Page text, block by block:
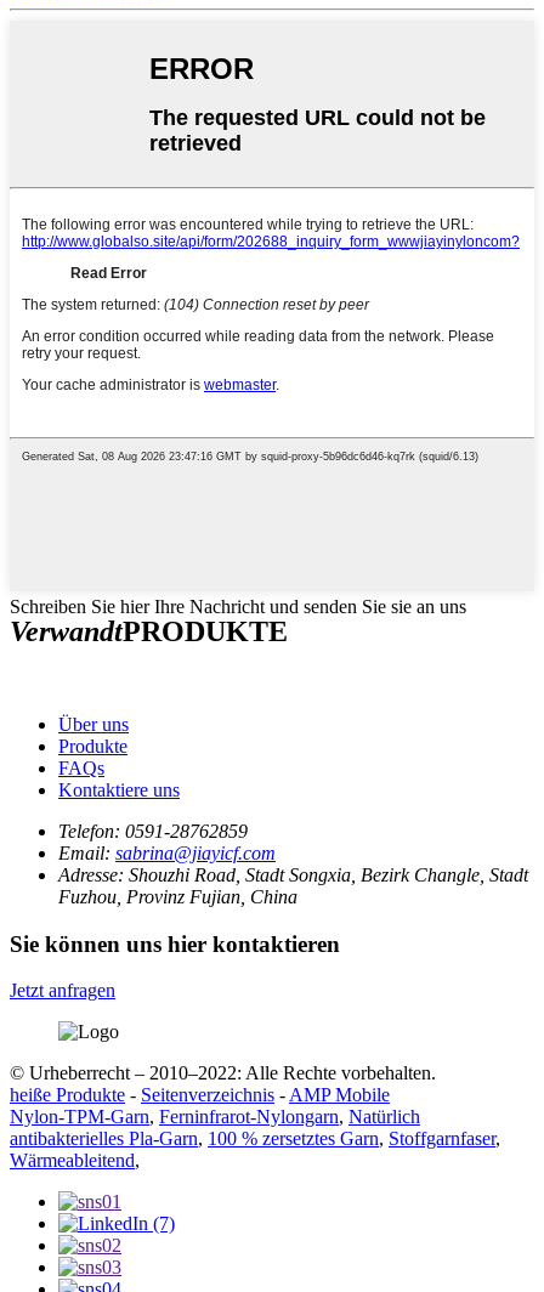
Schreiben Sie hier Ihre Nachricht und senden Sie sie an uns
VerwandtPRODUKTE
Über uns
Produkte
FAQs
Kontaktiere uns
Telefon: 0591-28762859
Email: sabrina@jiayicf.com
Adresse: Shouzhi Road, Stadt Songxia, Bezirk Changle, Stadt
Fuzhou, Provinz Fujian, China
Sie können uns hier kontaktieren
Jetzt anfragen
© Urheberrecht – 2010–2022: Alle Rechte vorbehalten.
heiße Produkte - Seitenverzeichnis - AMP Mobile
Nylon-TPM-Garn, Ferninfrarot-Nylongarn, Natürlich
antibakterielles Pla-Garn, 100 % zersetztes Garn, Stoffgarnfaser,
Wärmeableitend,